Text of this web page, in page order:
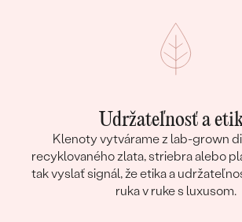
Udržateľnosť a
Klenoty vytvárame z lab-grown
recyklovaného zlata, striebra alebo
tak vyslať signál, že etika a
ruka v ruke s luxusom.